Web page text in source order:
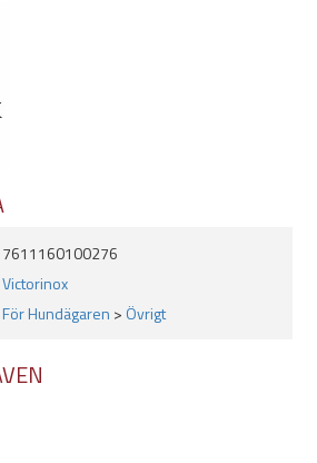
7611160100276
Victorinox
För Hundägaren > Övrigt